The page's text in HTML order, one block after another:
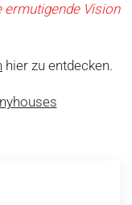
ermutigende Vision
hier zu entdecken.